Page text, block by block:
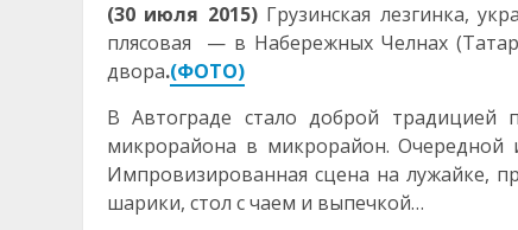
(30 июля 2015) Грузинская лезгинка,
плясовая — в Набережных Челнах
двора.(ФОТО)
В Автограде стало доброй традицией
микрорайона в микрорайон.
Импровизированная сцена на лужайке,
шарики, стол с чаем и выпечкой…